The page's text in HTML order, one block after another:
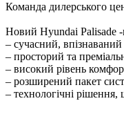
Команда дилерського
Новий Hyundai Palisade -
– сучасний,
– просторий та
– високий рівень
– розширений пакет
– технологічні